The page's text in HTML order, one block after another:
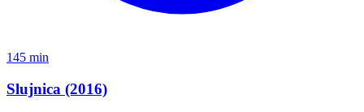
145 min
Slujnica (2016)